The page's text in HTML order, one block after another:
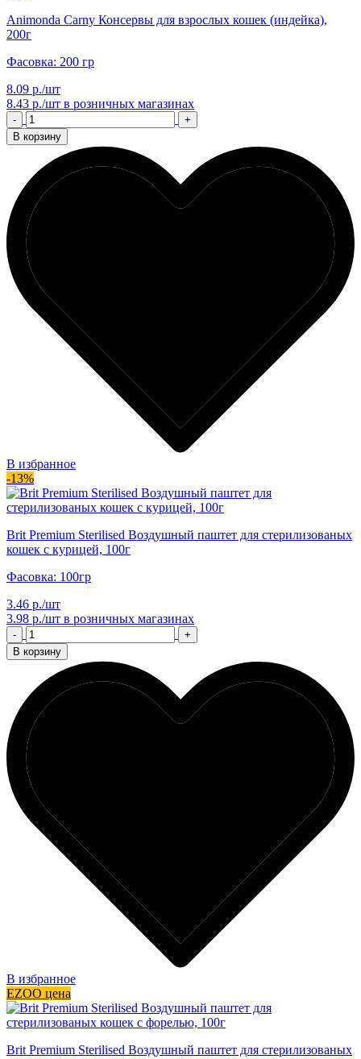
Animonda Carny Консервы для взрослых кошек (индейка),
200г
Фасовка: 200 гр
8.09 р./шт
8.43 р./шт в розничных магазинах
-
+
В корзину
В избранное
-13%
Brit Premium Sterilised Воздушный паштет для стерилизованых
кошек с курицей, 100г
Фасовка: 100гр
3.46 р./шт
3.98 р./шт в розничных магазинах
-
+
В корзину
В избранное
EZOO цена
Brit Premium Sterilised Воздушный паштет для стерилизованых